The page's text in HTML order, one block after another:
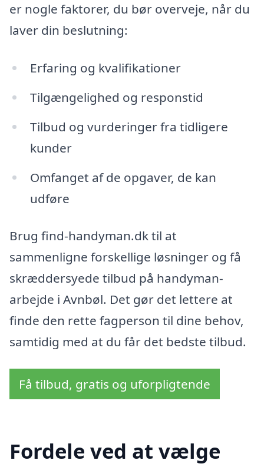
er nogle faktorer, du bør overveje, når du
laver din beslutning:
Erfaring og kvalifikationer
Tilgængelighed og responstid
Tilbud og vurderinger fra tidligere
kunder
Omfanget af de opgaver, de kan
udføre
Brug find-handyman.dk til at
sammenligne forskellige løsninger og få
skræddersyede tilbud på handyman-
arbejde i Avnbøl. Det gør det lettere at
finde den rette fagperson til dine behov,
samtidig med at du får det bedste tilbud.
Få tilbud, gratis og uforpligtende
Fordele ved at vælge